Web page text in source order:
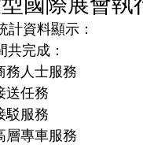
資料顯示：
共完成：
務人士服務
送任務
駁服務
層專車服務